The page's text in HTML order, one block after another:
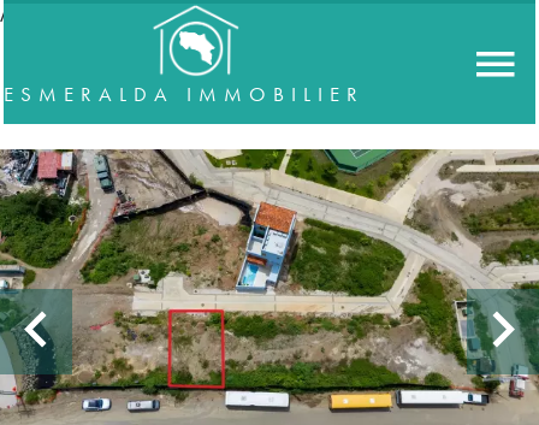
//accordeon
ESMERALDA IMMOBILIER